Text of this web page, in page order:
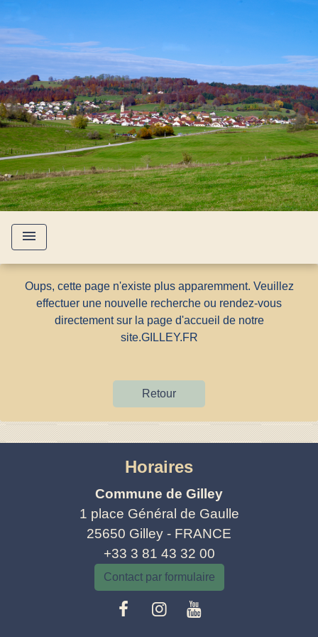
menu
Oups, cette page n'existe plus apparemment. Veuillez
effectuer une nouvelle recherche ou rendez-vous
directement sur la page d'accueil de notre
site.GILLEY.FR
Retour
Horaires
Commune de Gilley
1 place Général de Gaulle
25650 Gilley - FRANCE
+33 3 81 43 32 00
Contact par formulaire